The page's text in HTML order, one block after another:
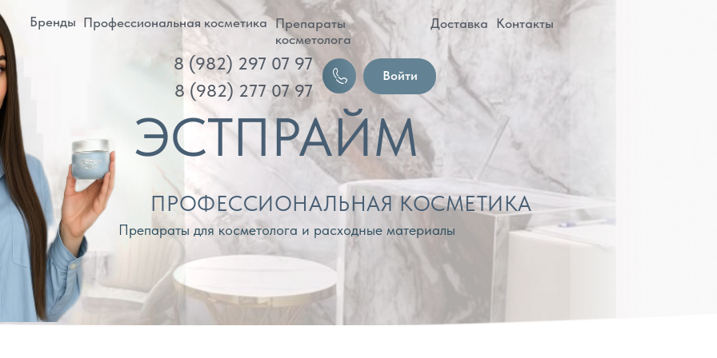
ЭСТПРАЙМ
Препараты для косметолога и расходные материалы
8 (982) 297 07 97
ПРОФЕССИОНАЛЬНАЯ КОСМЕТИКА
Профессиональная косметика Препараты
Контакты
Доставка
8 (982) 277 07 97
Войти